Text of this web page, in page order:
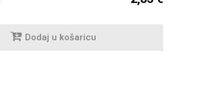
Dodaj u košaricu